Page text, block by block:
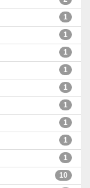
1
1
1
1
1
1
1
1
1
10